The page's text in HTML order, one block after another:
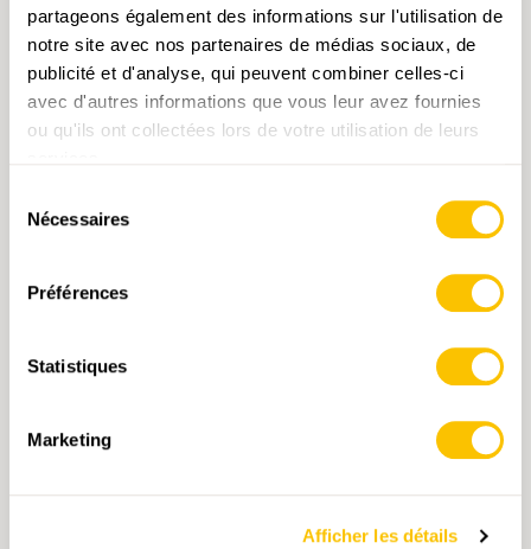
partageons également des informations sur l'utilisation de
notre site avec nos partenaires de médias sociaux, de
publicité et d'analyse, qui peuvent combiner celles-ci
avec d'autres informations que vous leur avez fournies
ou qu'ils ont collectées lors de votre utilisation de leurs
Nécessaires
Préférences
Statistiques
Marketing
Afficher les détails
CHF 22.50